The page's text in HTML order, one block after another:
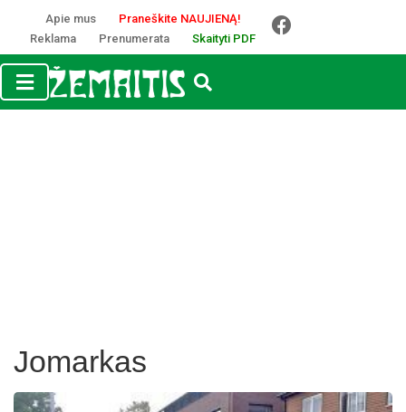
Apie mus
Praneškite NAUJIENĄ!
Reklama
Prenumerata Skaityti PDF
Jomarkas